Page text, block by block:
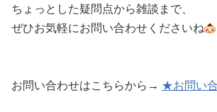
ちょっとした疑問点から雑談まで、
ぜひお気軽にお問い合わせくださいね
お問い合わせはこちらから→ ★お問い